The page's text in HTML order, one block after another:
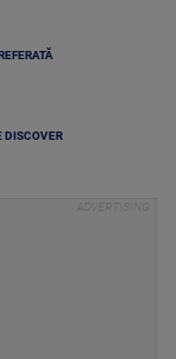
DISCOVER